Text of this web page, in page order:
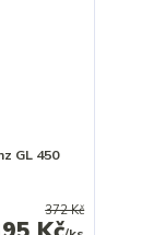
GL 450
372 Kč